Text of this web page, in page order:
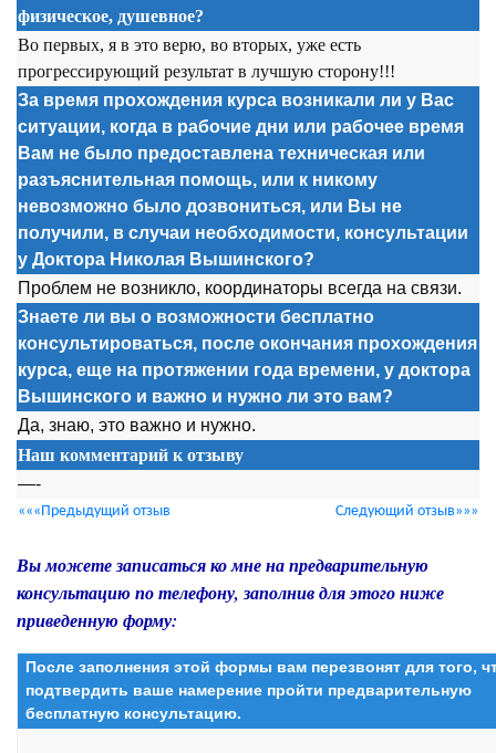
физическое, душевное?
Во первых, я в это верю, во вторых, уже есть
прогрессирующий результат в лучшую сторону!!!
За время прохождения курса возникали ли у Вас
ситуации, когда в рабочие дни или рабочее время
Вам не было предоставлена техническая или
разъяснительная помощь, или к никому
невозможно было дозвониться, или Вы не
получили, в случаи необходимости, консультации
у Доктора Николая Вышинского?
Проблем не возникло, координаторы всегда на связи.
Знаете ли вы о возможности бесплатно
консультироваться, после окончания прохождения
курса, еще на протяжении года времени, у доктора
Вышинского и важно и нужно ли это вам?
Да, знаю, это важно и нужно.
Наш комментарий к отзыву
—-
«««Предыдущий отзыв Следующий отзыв»»»
Вы можете записаться ко мне на предварительную
консультацию по телефону, заполнив для этого ниже
приведенную форму:
После заполнения этой формы вам перезвонят для того,
подтвердить ваше намерение пройти предварительную
бесплатную консультацию.